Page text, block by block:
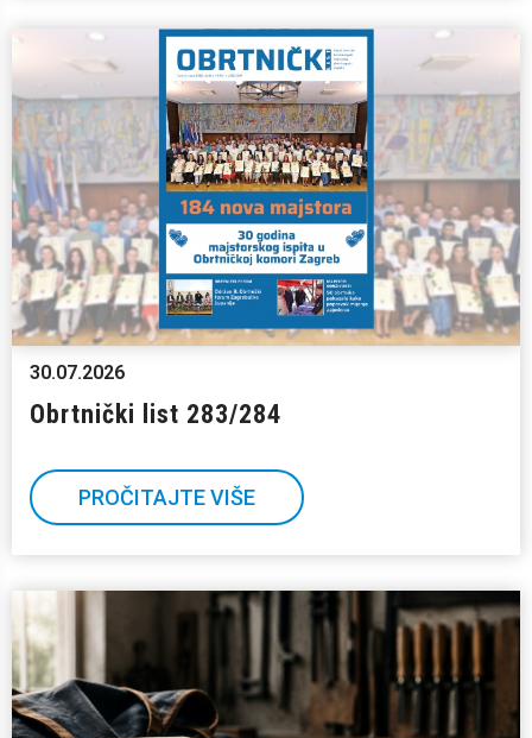
30.07.2026
Obrtnički list 283/284
PROČITAJTE VIŠE